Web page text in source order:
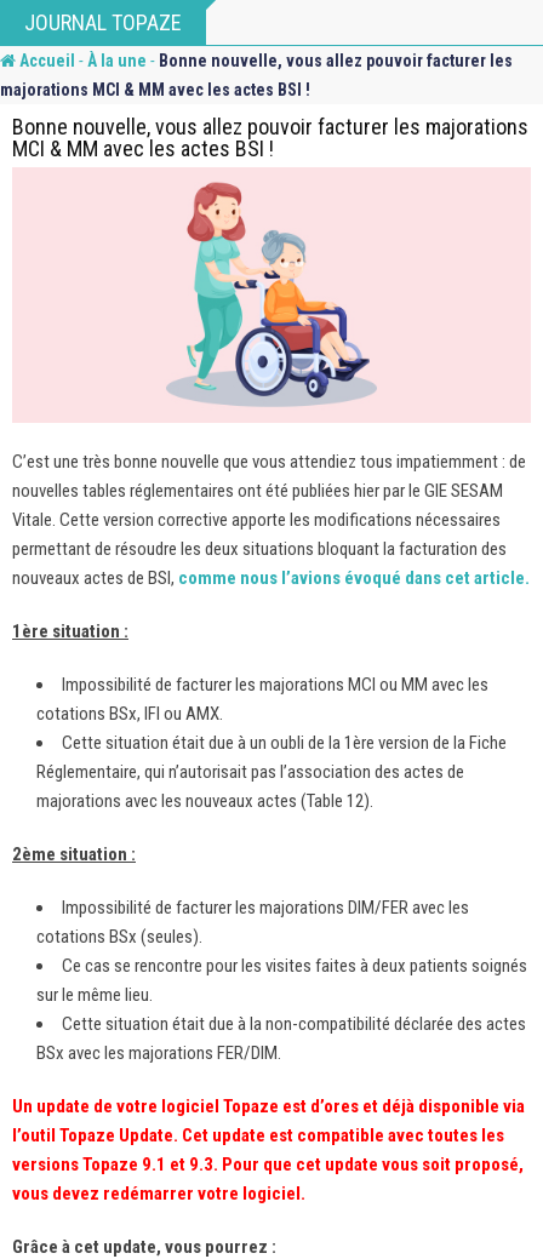
to
content
JOURNAL TOPAZE
Accueil -À la une - Bonne nouvelle, vous allez pouvoir facturer les
majorations MCI & MM avec les actes BSI !
Bonne nouvelle, vous allez pouvoir facturer les majorations
MCI & MM avec les actes BSI !
C’est une très bonne nouvelle que vous attendiez tous impatiemment : de
nouvelles tables réglementaires ont été publiées hier par le GIE SESAM
Vitale. Cette version corrective apporte les modifications nécessaires
permettant de résoudre les deux situations bloquant la facturation des
nouveaux actes de BSI, comme nous l’avions évoqué dans cet article.
1ère situation :
Impossibilité de facturer les majorations MCI ou MM avec les
cotations BSx, IFI ou AMX.
Cette situation était due à un oubli de la 1ère version de la Fiche
Réglementaire, qui n’autorisait pas l’association des actes de
majorations avec les nouveaux actes (Table 12).
2ème situation :
Impossibilité de facturer les majorations DIM/FER avec les
cotations BSx (seules).
Ce cas se rencontre pour les visites faites à deux patients soignés
sur le même lieu.
Cette situation était due à la non-compatibilité déclarée des actes
BSx avec les majorations FER/DIM.
Un update de votre logiciel Topaze est d’ores et déjà disponible via
l’outil Topaze Update. Cet update est compatible avec toutes les
versions Topaze 9.1 et 9.3. Pour que cet update vous soit proposé,
vous devez redémarrer votre logiciel.
Grâce à cet update, vous pourrez :